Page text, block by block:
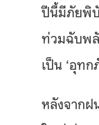
ปีนี้มีภัยพิบั
ท่วมฉับพลั
เป็น ‘อุท
หลังจากฝ